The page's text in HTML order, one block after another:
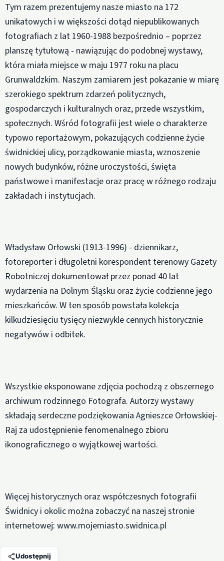
Tym razem prezentujemy nasze miasto na 172
unikatowych i w większości dotąd niepublikowanych
fotografiach z lat 1960-1988 bezpośrednio – poprzez
planszę tytułową - nawiązując do podobnej wystawy,
która miała miejsce w maju 1977 roku na placu
Grunwaldzkim. Naszym zamiarem jest pokazanie w miarę
szerokiego spektrum zdarzeń politycznych,
gospodarczych i kulturalnych oraz, przede wszystkim,
społecznych. Wśród fotografii jest wiele o charakterze
typowo reportażowym, pokazujących codzienne życie
świdnickiej ulicy, porządkowanie miasta, wznoszenie
nowych budynków, różne uroczystości, święta
państwowe i manifestacje oraz pracę w różnego rodzaju
zakładach i instytucjach.
Władysław Orłowski (1913-1996) - dziennikarz,
fotoreporter i długoletni korespondent terenowy Gazety
Robotniczej dokumentował przez ponad 40 lat
wydarzenia na Dolnym Śląsku oraz życie codzienne jego
mieszkańców. W ten sposób powstała kolekcja
kilkudziesięciu tysięcy niezwykle cennych historycznie
negatywów i odbitek.
Wszystkie eksponowane zdjęcia pochodzą z obszernego
archiwum rodzinnego Fotografa. Autorzy wystawy
składają serdeczne podziękowania Agnieszce Orłowskiej-
Raj za udostępnienie fenomenalnego zbioru
ikonograficznego o wyjątkowej wartości.
Więcej historycznych oraz współczesnych fotografii
Świdnicy i okolic można zobaczyć na naszej stronie
internetowej: www.mojemiasto.swidnica.pl
Udostępnij